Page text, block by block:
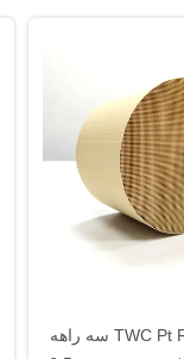
کاتالیزور TWC Pt Rh Rh سه راهه